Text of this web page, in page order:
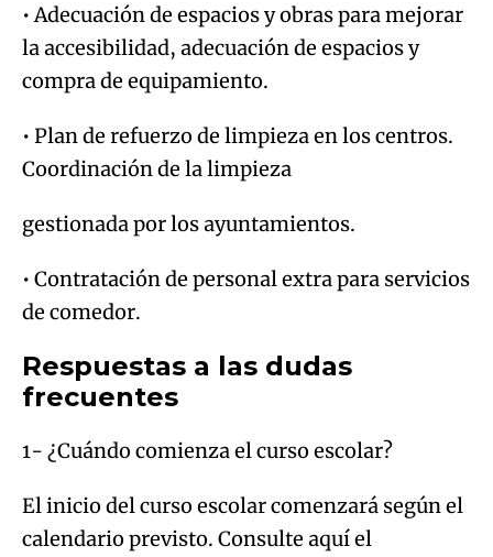
• Adecuación de espacios y obras para mejorar
la accesibilidad, adecuación de espacios y
compra de equipamiento.
• Plan de refuerzo de limpieza en los centros.
Coordinación de la limpieza
gestionada por los ayuntamientos.
• Contratación de personal extra para servicios
de comedor.
Respuestas a las dudas
frecuentes
1- ¿Cuándo comienza el curso escolar?
El inicio del curso escolar comenzará según el
calendario previsto. Consulte aquí el